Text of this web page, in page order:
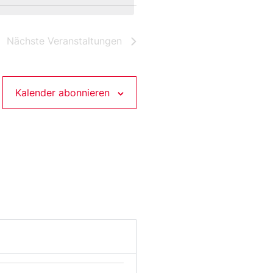
Nächste Veranstaltungen
Kalender abonnieren